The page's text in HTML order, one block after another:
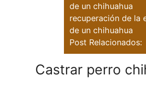
de un chihuahua
recuperación de la
de un chihuahua
Post Relacionados:
Castrar perro